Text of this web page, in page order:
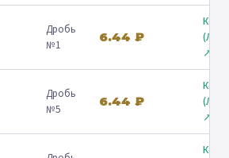
Дробь
№1
6.44 ₽
↗
Дробь
№5
6.44 ₽
↗